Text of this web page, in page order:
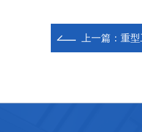
上一篇： 重